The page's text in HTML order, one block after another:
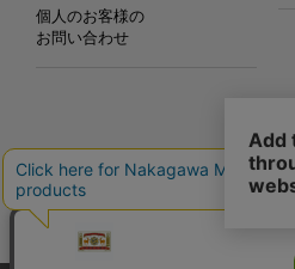
個人のお客様の
お問い合わせ
Copyright©2000
Nakagawa Masashichi Shoten All Rights